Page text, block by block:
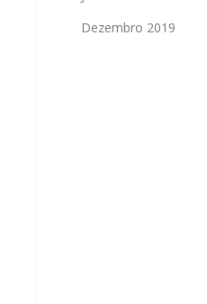
Dezembro 2019